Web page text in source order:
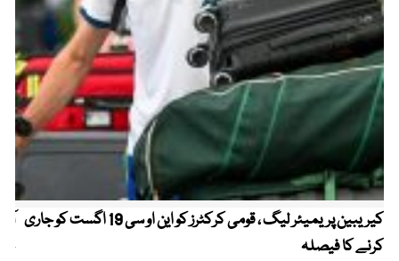
کیریبین پریمیئر لیگ ، قومی کرکٹرز کو این او سی 19 اگست کو جاری
کرنے کا فیصلہ